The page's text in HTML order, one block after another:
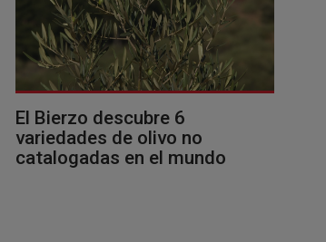
El Bierzo descubre 6
variedades de olivo no
catalogadas en el mundo